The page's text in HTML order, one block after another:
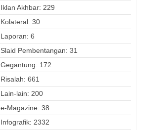
Iklan Akhbar: 229
Kolateral: 30
Laporan: 6
Slaid Pembentangan: 31
Gegantung: 172
Risalah: 661
Lain-lain: 200
e-Magazine: 38
Infografik: 2332